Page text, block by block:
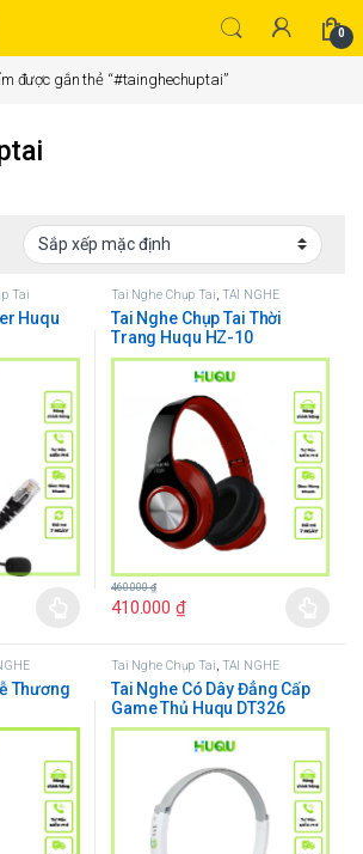
0
được gắn thẻ “#tainghechuptai”
Tai
Huqu
Tai Nghe Chụp Tai, TAI NGHE
Tai Nghe Chụp Tai Thời
Trang Huqu HZ-10
410.000 ₫
460.000₫
Thương
Tai Nghe Chụp Tai, TAI NGHE
Tai Nghe Có Dây Đẳng Cấp
Game Thủ Huqu DT326